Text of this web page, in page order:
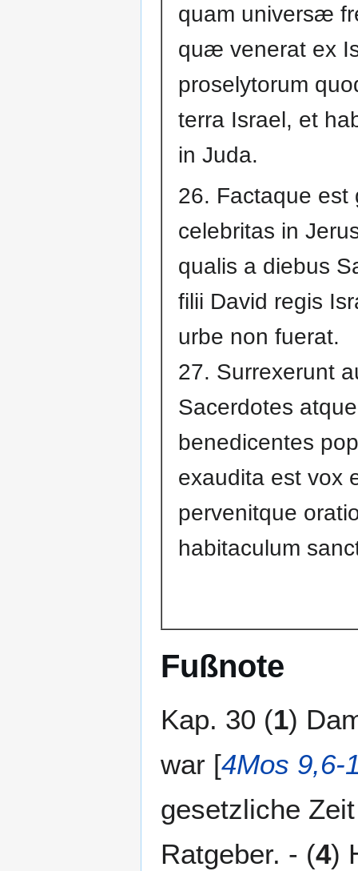
quam universæ
quæ venerat ex
proselytorum
terra Israel, et
in Juda.
26. Factaque est
celebritas in
qualis a diebus
filii David regis
urbe non fuerat.
27. Surrexerunt
Sacerdotes
benedicentes
exaudita est vox
pervenitque
habitaculum
Fußnote
Kap. 30 (1)
war [4Mos 9,6-
gesetzliche
Ratgeber. - (4)